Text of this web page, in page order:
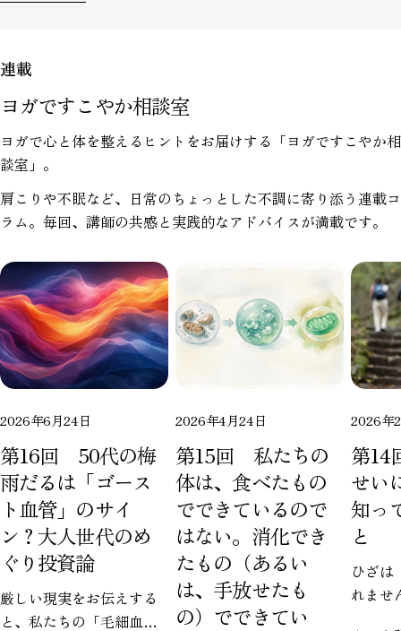
連載
ヨガですこやか相談室
ヨガで心と体を整えるヒントをお届けする「ヨガですこやか相
談室」。
肩こりや不眠など、日常のちょっとした不調に寄り添う連載コ
ラム。毎回、講師の共感と実践的なアドバイスが満載です。
2026年6月24日
第16回 50代の梅
雨だるは「ゴース
ト血管」のサイ
ン？大人世代のめ
ぐり投資論
厳しい現実をお伝えする
と、私たちの「毛細血
2026年4月24日
第15回 私たちの
体は、食べたもの
でできているので
はない。消化でき
たもの（あるい
は、手放せたも
の）でできてい
2026年
第14
せい
知っ
と
ひざは
れませ